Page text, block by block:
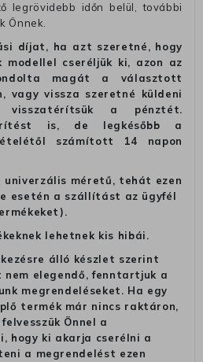
legrövidebb időn belül, további
Önnek.
díjat, ha azt szeretné, hogy
cseréljük ki, azon az
magát a választott
vagy vissza szeretné küldeni
a pénztét.
is, de legkésőbb a
számított 14 napon
univerzális méretű, tehát ezen
esetén a szállítást az ügyfél
lehetnek kis hibái.
álló készlet szerint
elegendő, fenntartjuk a
megrendeléseket. Ha egy
termék már nincs raktáron,
Önnel a
hogy ki akarja cserélni a
a megrendelést ezen